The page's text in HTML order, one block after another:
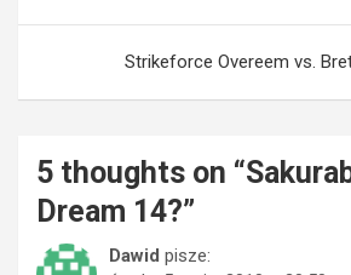
Strikeforce Overeem vs.
5 thoughts on “
Dream 14?”
Dawid pisze: